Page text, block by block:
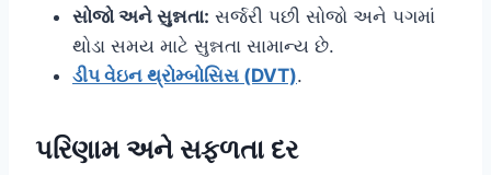
સોજો અને સુન્નતા: સર્જરી પછી સોજો અને પગમાં
થોડા સમય માટે સુન્નતા સામાન્ય છે.
ડીપ વેઇન થ્રોમ્બોસિસ (DVT).
પરિણામ અને સફળતા દર